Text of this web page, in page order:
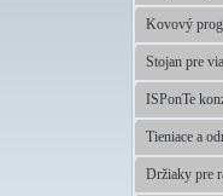
Kovový
Stojan pre
ISPonTe
Tieniace a
Držiaky pre